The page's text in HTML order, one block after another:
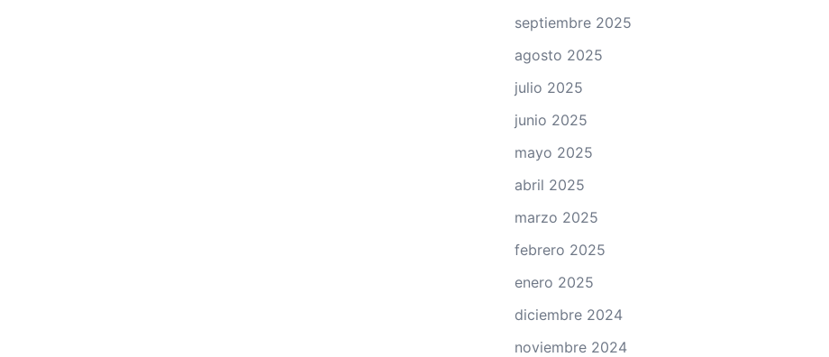
septiembre 2025
agosto 2025
julio 2025
junio 2025
mayo 2025
abril 2025
marzo 2025
febrero 2025
enero 2025
diciembre 2024
noviembre 2024